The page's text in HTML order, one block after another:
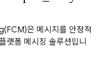
(FCM)은 메시지를 안정적
랫폼 메시징 솔루션입니